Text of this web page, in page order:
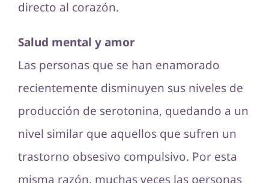
directo al corazón.
Salud mental y amor
Las personas que se han enamorado
recientemente disminuyen sus niveles de
producción de serotonina, quedando a un
nivel similar que aquellos que sufren un
trastorno obsesivo compulsivo. Por esta
misma razón, muchas veces las personas